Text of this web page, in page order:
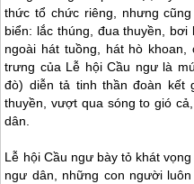
thức tổ chức riêng, nhưng
biển: lắc thúng, đua thuyền,
ngoài hát tuồng, hát hò
trưng của Lễ hội Cầu ngư là
đò) diễn tả tinh thần đoàn kết
thuyền, vượt qua sóng to gió
dân.
Lễ hội Cầu ngư bày tỏ khát
ngư dân, những con người